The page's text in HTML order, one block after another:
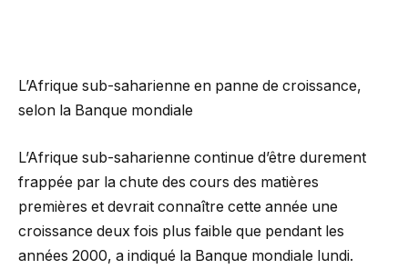
L’Afrique sub-saharienne en panne de croissance,
selon la Banque mondiale
L’Afrique sub-saharienne continue d’être durement
frappée par la chute des cours des matières
premières et devrait connaître cette année une
croissance deux fois plus faible que pendant les
années 2000, a indiqué la Banque mondiale lundi.